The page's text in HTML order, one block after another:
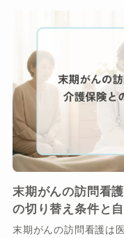
末期がんの訪問看
の切り替え条件と
末期がんの訪問看護は